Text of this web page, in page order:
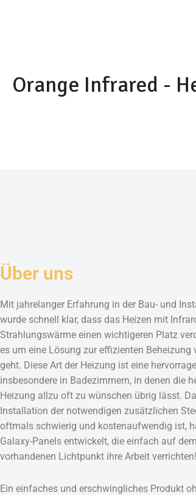
Orange Infrared -
Über uns
Mit jahrelanger Erfahrung in der Bau- und
wurde schnell klar, dass das Heizen mit
Strahlungswärme einen wichtigeren Platz
es um eine Lösung zur effizienten Beheizung
geht. Diese Art der Heizung ist eine
insbesondere in Badezimmern, in denen die
Heizung allzu oft zu wünschen übrig lässt.
Installation der notwendigen zusätzlichen
oftmals schwierig und kostenaufwendig ist,
Galaxy-Panels entwickelt, die einfach auf dem
vorhandenen Lichtpunkt ihre Arbeit verrichten!
Ein einfaches und erschwingliches Produkt